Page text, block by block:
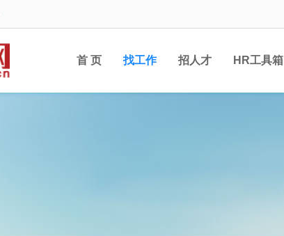
首 页 找工作 招人才 HR工具箱